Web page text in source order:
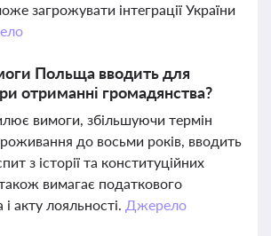
загрожувати інтеграції України
Польща вводить для
отриманні громадянства?
вимоги, збільшуючи термін
до восьми років, вводить
з історії та конституційних
вимагає податкового
акту лояльності. Джерело